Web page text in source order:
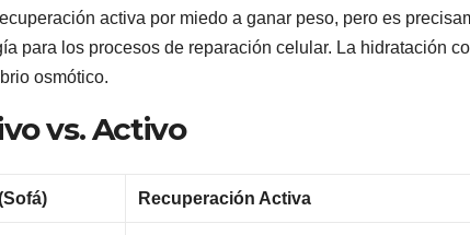
activa por miedo a ganar peso, pero es
para los procesos de reparación celular. La hidratación
osmótico.
vs. Activo
Recuperación Activa